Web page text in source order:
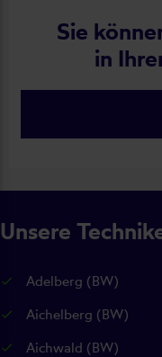
Sie
in
Unsere
Adelberg (BW)
Aichelberg (BW)
Aichwald (BW)